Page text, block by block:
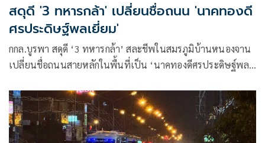
สดุดี '3 ทหารกล้า' เปลี่ยนชื่อถนน 'นาคทองดี
ศรประดิษฐ์พลเยี่ยม'
กกล.บูรพา สดุดี ‘3 ทหารกล้า’ สละชีพในสมรภูมิบ้านหนองจาน
เปลี่ยนชื่อถนนสายหลักในพื้นที่เป็น ‘นาคทองดีศรประดิษฐ์พล